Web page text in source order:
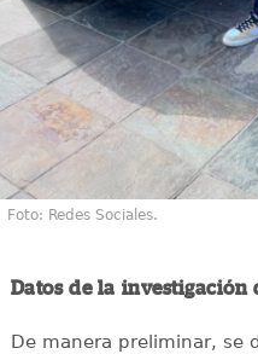
Foto: Redes Sociales.
Datos de la investigación
De manera preliminar, se